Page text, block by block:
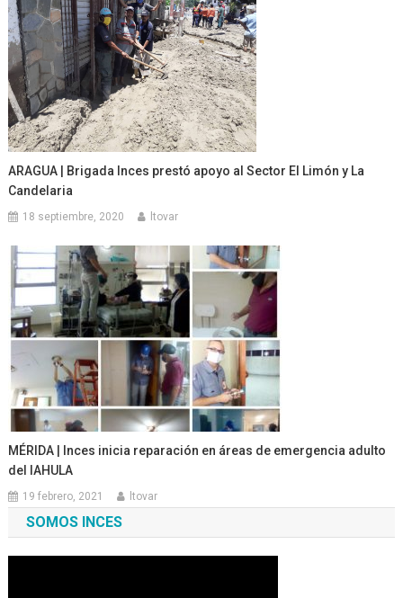
ARAGUA | Brigada Inces prestó apoyo al Sector El Limón y La
Candelaria
18 septiembre, 2020 ltovar
MÉRIDA | Inces inicia reparación en áreas de emergencia adulto
del IAHULA
19 febrero, 2021 ltovar
SOMOS INCES